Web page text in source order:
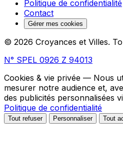
Politique de confidentialité
Contact
Gérer mes cookies
© 2026 Croyances et Villes.
N° SPEL 0926 Z 94013
Cookies & vie privée — Nous
mesurer notre audience et,
des publicités personnalisées
Politique de confidentialité
Tout refuser Personnaliser Tout